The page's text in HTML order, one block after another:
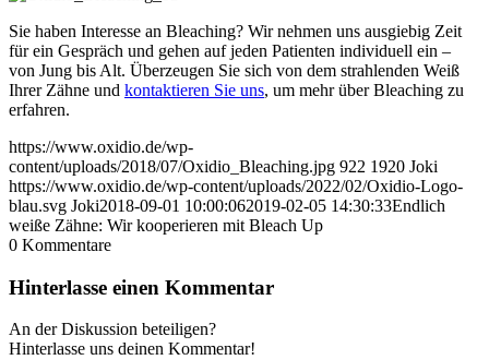
Sie haben Interesse an Bleaching? Wir nehmen uns ausgiebig Zeit
für ein Gespräch und gehen auf jeden Patienten individuell ein –
von Jung bis Alt. Überzeugen Sie sich von dem strahlenden Weiß
Ihrer Zähne und kontaktieren Sie uns, um mehr über Bleaching zu
erfahren.
https://www.oxidio.de/wp-
content/uploads/2018/07/Oxidio_Bleaching.jpg 922 1920 Joki
https://www.oxidio.de/wp-content/uploads/2022/02/Oxidio-Logo-
blau.svg Joki2018-09-01 10:00:062019-02-05 14:30:33Endlich
weiße Zähne: Wir kooperieren mit Bleach Up
0 Kommentare
Hinterlasse einen Kommentar
An der Diskussion beteiligen?
Hinterlasse uns deinen Kommentar!